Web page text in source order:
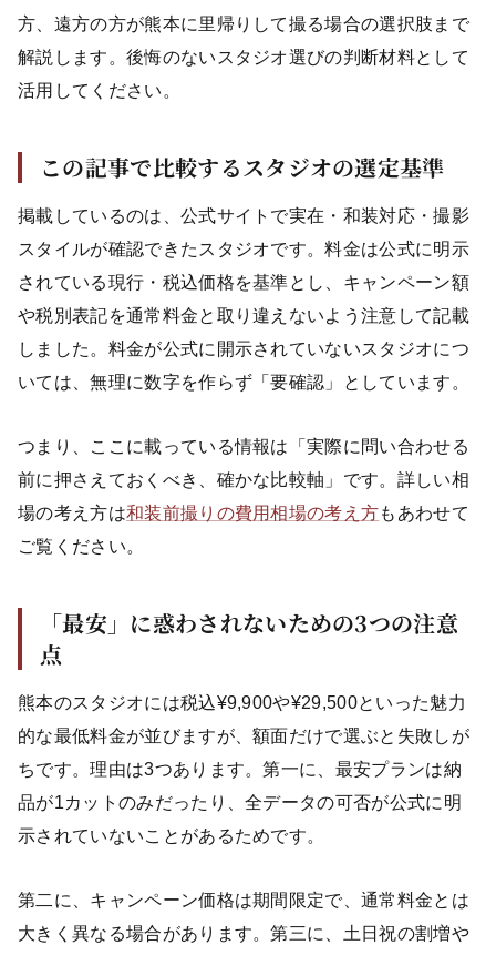
方、遠方の方が熊本に里帰りして撮る場合の選択肢まで
解説します。後悔のないスタジオ選びの判断材料として
活用してください。
この記事で比較するスタジオの選定基準
掲載しているのは、公式サイトで実在・和装対応・撮影
スタイルが確認できたスタジオです。料金は公式に明示
されている現行・税込価格を基準とし、キャンペーン額
や税別表記を通常料金と取り違えないよう注意して記載
しました。料金が公式に開示されていないスタジオにつ
いては、無理に数字を作らず「要確認」としています。
つまり、ここに載っている情報は「実際に問い合わせる
前に押さえておくべき、確かな比較軸」です。詳しい相
場の考え方は和装前撮りの費用相場の考え方もあわせて
ご覧ください。
「最安」に惑わされないための3つの注意
点
熊本のスタジオには税込¥9,900や¥29,500といった魅力
的な最低料金が並びますが、額面だけで選ぶと失敗しが
ちです。理由は3つあります。第一に、最安プランは納
品が1カットのみだったり、全データの可否が公式に明
示されていないことがあるためです。
第二に、キャンペーン価格は期間限定で、通常料金とは
大きく異なる場合があります。第三に、土日祝の割増や